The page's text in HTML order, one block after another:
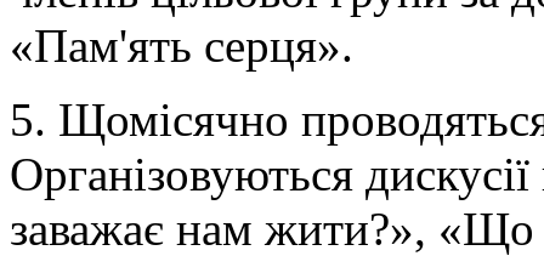
«Пам'ять серця».
5. Щомісячно
Організовуються
заважає нам жити?»,